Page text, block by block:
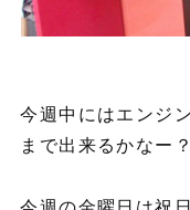
今週中にはエンジ
まで出来るかなー？